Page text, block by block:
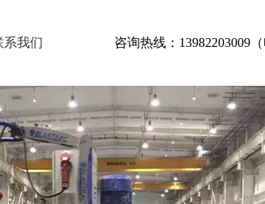
系我们 咨询热线：13982203009